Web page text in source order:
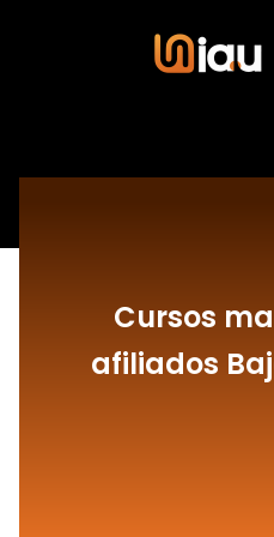
Cursos
afiliados